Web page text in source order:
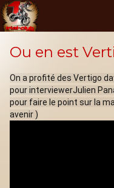
Ou en est
On a profité des Vertigo
pour interviewerJulien
pour faire le point sur la
avenir )